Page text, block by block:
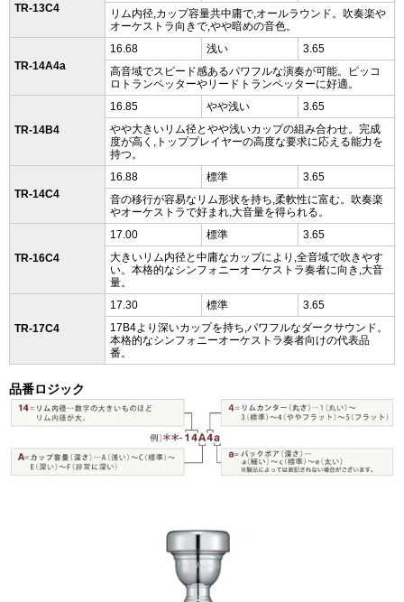
TR-13C4
リム内径,カップ容量共中庸で,オールラウンド。吹奏楽や
オーケストラ向きで,やや暗めの音色。
TR-14A4a
16.68 浅い
3.65
高音域でスピード感あるパワフルな演奏が可能。ピッコ
ロトランペッターやリードトランペッターに好適。
TR-14B4
16.85 やや浅い
3.65
やや大きいリム径とやや浅いカップの組み合わせ。完成
度が高く,トッププレイヤーの高度な要求に応える能力を
持つ。
TR-14C4
16.88 標準
3.65
音の移行が容易なリム形状を持ち,柔軟性に富む。吹奏楽
やオーケストラで好まれ,大音量を得られる。
TR-16C4
17.00 標準
3.65
大きいリム内径と中庸なカップにより,全音域で吹きやす
い。本格的なシンフォニーオーケストラ奏者に向き,大音
量。
TR-17C4
17.30 標準
3.65
17B4より深いカップを持ち,パワフルなダークサウンド。
本格的なシンフォニーオーケストラ奏者向けの代表品
番。
品番ロジック